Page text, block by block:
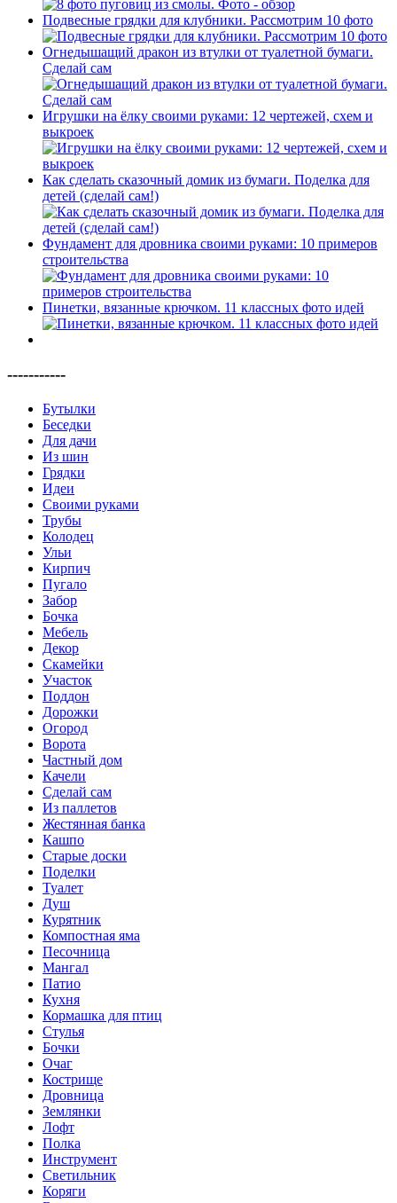
Подвесные грядки для клубники. Рассмотрим 10 фото
Огнедышащий дракон из втулки от туалетной бумаги.
Сделай сам
Игрушки на ёлку своими руками: 12 чертежей, схем и
выкроек
Как сделать сказочный домик из бумаги. Поделка для
детей (сделай сам!)
Фундамент для дровника своими руками: 10 примеров
строительства
Пинетки, вязанные крючком. 11 классных фото идей
-----------
Бутылки
Беседки
Для дачи
Из шин
Грядки
Идеи
Своими руками
Трубы
Колодец
Ульи
Кирпич
Пугало
Забор
Бочка
Мебель
Декор
Скамейки
Участок
Поддон
Дорожки
Огород
Ворота
Частный дом
Качели
Сделай сам
Из паллетов
Жестянная банка
Кашпо
Старые доски
Поделки
Туалет
Душ
Курятник
Компостная яма
Песочница
Мангал
Патио
Кухня
Кормашка для птиц
Стулья
Бочки
Очаг
Кострище
Дровница
Землянки
Лофт
Полка
Инструмент
Светильник
Коряги